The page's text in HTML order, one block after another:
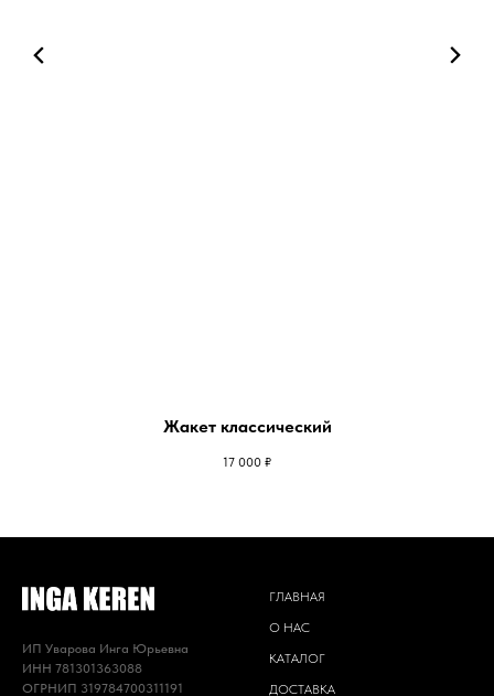
Жакет классический
17 000 ₽
ИП Уварова Инга Юрьевна
ИНН 781301363088
ОГРНИП 319784700311191
ГЛАВНАЯ
О НАС
КАТАЛОГ
ДОСТАВКА